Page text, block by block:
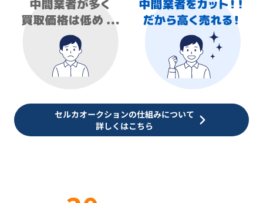
セルカオークションの仕組みについて
詳しくはこちら